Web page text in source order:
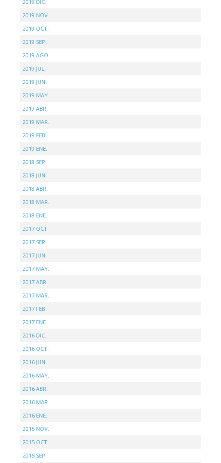
2019 DIC.
2019 NOV.
2019 OCT.
2019 SEP.
2019 AGO.
2019 JUL.
2019 JUN.
2019 MAY.
2019 ABR.
2019 MAR.
2019 FEB.
2019 ENE.
2018 SEP.
2018 JUN.
2018 ABR.
2018 MAR.
2018 ENE.
2017 OCT.
2017 SEP.
2017 JUN.
2017 MAY.
2017 ABR.
2017 MAR.
2017 FEB.
2017 ENE.
2016 DIC.
2016 OCT.
2016 JUN.
2016 MAY.
2016 ABR.
2016 MAR.
2016 ENE.
2015 NOV.
2015 OCT.
2015 SEP.